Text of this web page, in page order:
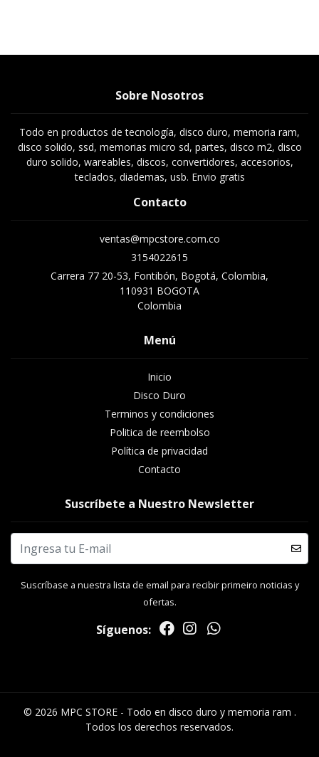
Sobre Nosotros
Todo en productos de tecnología, disco duro, memoria ram,
disco solido, ssd, memorias micro sd, partes, disco m2, disco
duro solido, wareables, discos, convertidores, accesorios,
teclados, diademas, usb. Envio gratis
Contacto
ventas@mpcstore.com.co
3154022615
Carrera 77 20-53, Fontibón, Bogotá, Colombia,
110931 BOGOTA
Colombia
Menú
Inicio
Disco Duro
Terminos y condiciones
Politica de reembolso
Política de privacidad
Contacto
Suscríbete a Nuestro Newsletter
Suscríbase a nuestra lista de email para recibir primeiro noticias y
ofertas.
Síguenos:
© 2026 MPC STORE - Todo en disco duro y memoria ram .
Todos los derechos reservados.